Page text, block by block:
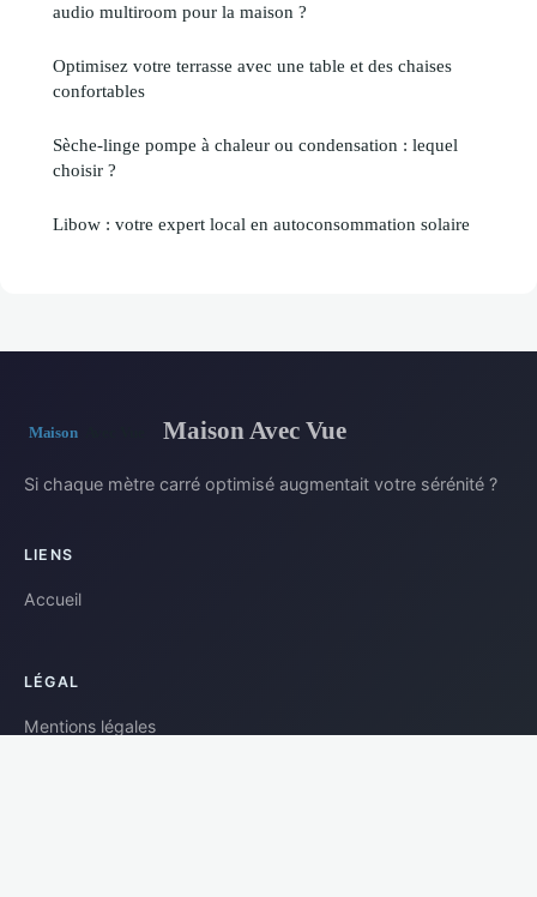
audio multiroom pour la maison ?
Optimisez votre terrasse avec une table et des chaises
confortables
Sèche-linge pompe à chaleur ou condensation : lequel
choisir ?
Libow : votre expert local en autoconsommation solaire
Maison Avec Vue
Si chaque mètre carré optimisé augmentait votre sérénité ?
LIENS
Accueil
LÉGAL
Mentions légales